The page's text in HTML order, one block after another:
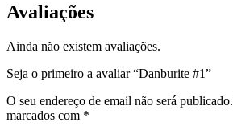
Avaliações
Ainda não existem avaliações.
Seja o primeiro a avaliar “Danburite #1”
O seu endereço de email não será publicado.
marcados com *